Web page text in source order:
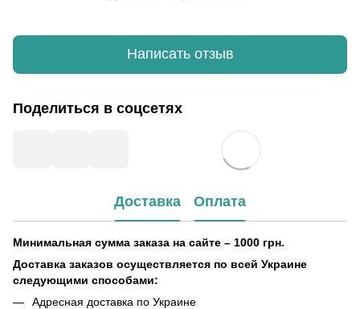
Написать отзыв
Поделиться в соцсетях
Доставка Оплата
Минимальная сумма заказа на сайте – 1000 грн.
Доставка заказов осуществляется по всей Украине
следующими способами:
Адресная доставка по Украине